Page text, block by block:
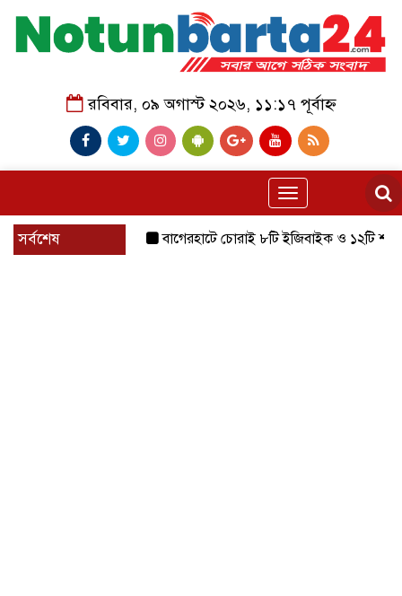
রবিবার, ০৯ অগাস্ট ২০২৬, ১১:১৭ পূর্বাহ্ন
Toggle
navigation
সর্বশেষ বাগেরহাটে চোরাই ৮টি ইজিবাইক ও ১২টি